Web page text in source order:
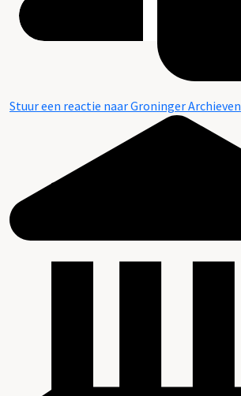
Stuur een reactie naar Groninger Archieven